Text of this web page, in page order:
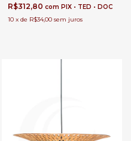
R$312,80 com PIX • TED • DOC
10 x de R$34,00 sem juros